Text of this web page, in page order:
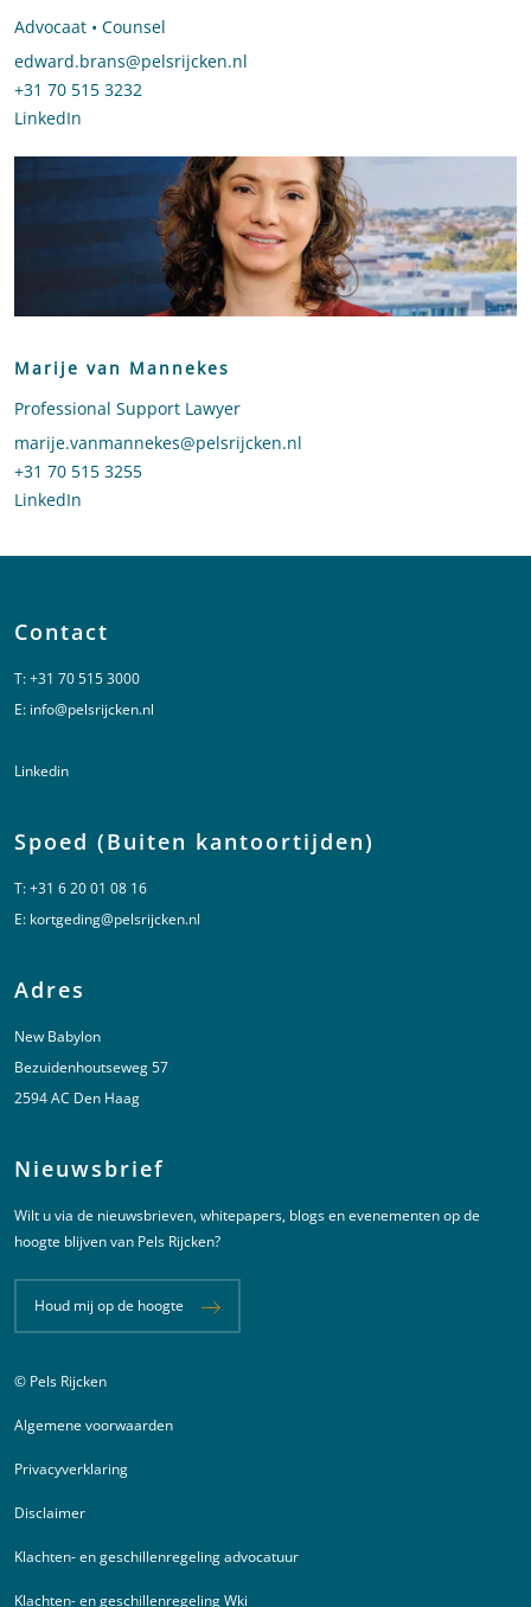
Advocaat • Counsel
Stuur een e-mail naar Edward Brans
edward.brans@pelsrijcken.nl
Bel naar Edward Brans
+31 70 515 3232
LinkedIn
Marije van Mannekes
Professional Support Lawyer
Stuur een e-mail naar Marije van Mannekes
marije.vanmannekes@pelsrijcken.nl
Bel naar Marije van Mannekes
+31 70 515 3255
LinkedIn
Contact
T:+31 70 515 3000
E: info@pelsrijcken.nl
Linkedin
Spoed (Buiten kantoortijden)
T:+31 6 20 01 08 16
E: kortgeding@pelsrijcken.nl
Adres
New Babylon
Bezuidenhoutseweg 57
2594 AC Den Haag
Nieuwsbrief
Wilt u via de nieuwsbrieven, whitepapers, blogs en evenementen op de
hoogte blijven van Pels Rijcken?
Houd mij op de hoogte
Juridische informatie
© Pels Rijcken
Algemene voorwaarden
Privacyverklaring
Disclaimer
Klachten- en geschillenregeling advocatuur
Klachten- en geschillenregeling Wki